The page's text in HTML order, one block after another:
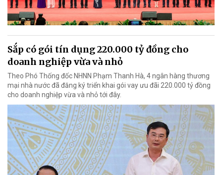
Sắp có gói tín dụng 220.000 tỷ đồng cho
doanh nghiệp vừa và nhỏ
Theo Phó Thống đốc NHNN Phạm Thanh Hà, 4 ngân hàng thương
mại nhà nước đã đăng ký triển khai gói vay ưu đãi 220.000 tỷ đồng
cho doanh nghiệp vừa và nhỏ tới đây.